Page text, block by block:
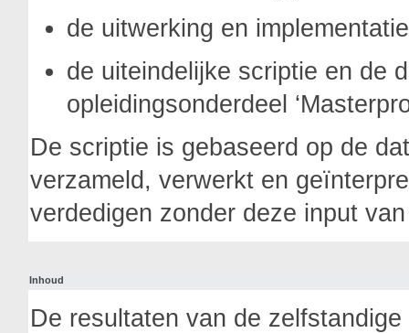
de uitwerking en
de uiteindelijke scriptie en de
opleidingsonderdeel
De scriptie is gebaseerd op de
verzameld, verwerkt en
verdedigen zonder deze input
Inhoud
De resultaten van de